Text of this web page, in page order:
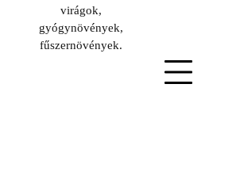
virágok,
gyógynövények,
fűszernövények.